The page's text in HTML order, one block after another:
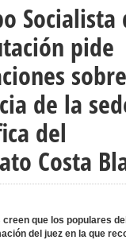
Socialista
pide
de la
del
Costa
que los populares
del juez en la que